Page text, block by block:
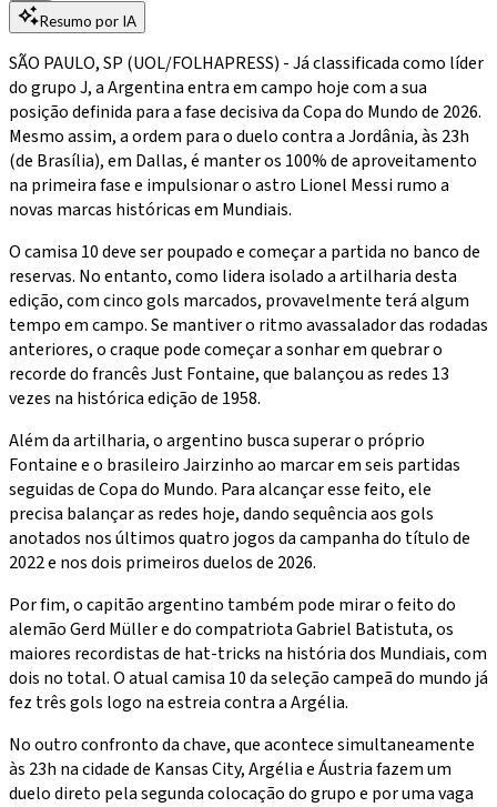
Resumo por IA
SÃO PAULO, SP (UOL/FOLHAPRESS) - Já classificada como líder
do grupo J, a Argentina entra em campo hoje com a sua
posição definida para a fase decisiva da Copa do Mundo de 2026.
Mesmo assim, a ordem para o duelo contra a Jordânia, às 23h
(de Brasília), em Dallas, é manter os 100% de aproveitamento
na primeira fase e impulsionar o astro Lionel Messi rumo a
novas marcas históricas em Mundiais.
O camisa 10 deve ser poupado e começar a partida no banco de
reservas. No entanto, como lidera isolado a artilharia desta
edição, com cinco gols marcados, provavelmente terá algum
tempo em campo. Se mantiver o ritmo avassalador das rodadas
anteriores, o craque pode começar a sonhar em quebrar o
recorde do francês Just Fontaine, que balançou as redes 13
vezes na histórica edição de 1958.
Além da artilharia, o argentino busca superar o próprio
Fontaine e o brasileiro Jairzinho ao marcar em seis partidas
seguidas de Copa do Mundo. Para alcançar esse feito, ele
precisa balançar as redes hoje, dando sequência aos gols
anotados nos últimos quatro jogos da campanha do título de
2022 e nos dois primeiros duelos de 2026.
Por fim, o capitão argentino também pode mirar o feito do
alemão Gerd Müller e do compatriota Gabriel Batistuta, os
maiores recordistas de hat-tricks na história dos Mundiais, com
dois no total. O atual camisa 10 da seleção campeã do mundo já
fez três gols logo na estreia contra a Argélia.
No outro confronto da chave, que acontece simultaneamente
às 23h na cidade de Kansas City, Argélia e Áustria fazem um
duelo direto pela segunda colocação do grupo e por uma vaga